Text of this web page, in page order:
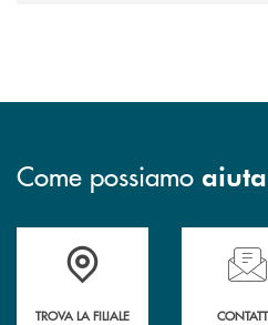
Come possiamo
Accedi all' elenco completo delle
TROVA LA FILIALE
Hai